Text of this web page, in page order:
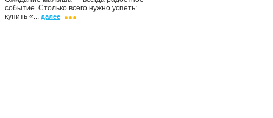
событие. Столько всего нужно успеть:
купить «... далее